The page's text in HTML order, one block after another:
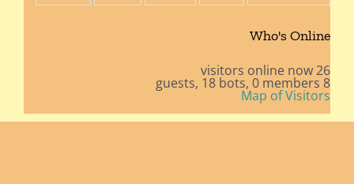
Who's Online
26 visitors online now
8 guests,
18 bots, 0 members
Map of Visitors